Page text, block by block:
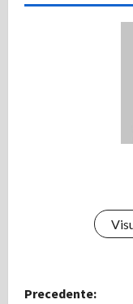
N
Precedente: